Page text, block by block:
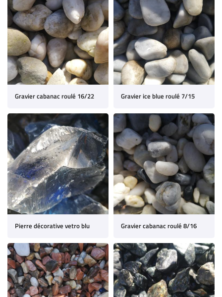
ACCUEIL
- HORTICULTURE
- CRÉATION
MINÉRAUX
PRODUITS
AVIS
ACTUALITÉS
CONTACT
Une question
05 49 05 53 93
Rejoignez-
Restez
INSCRIPTION
Gravier cabanac roulé 16/22 Gravier ice blue roulé 7/15
Pierre décorative vetro blu Gravier cabanac roulé 8/16